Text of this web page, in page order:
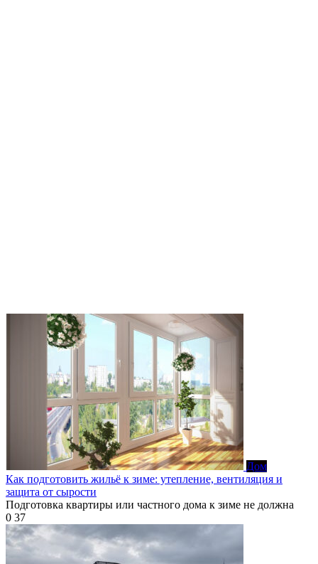
Дом
Как подготовить жильё к зиме: утепление, вентиляция и
защита от сырости
Подготовка квартиры или частного дома к зиме не должна
0 37